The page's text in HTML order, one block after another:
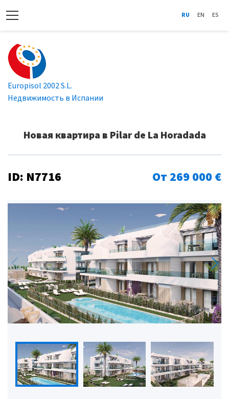
RU EN ES
Europisol 2002 S.L.
Недвижимость в Испании
Новая квартира в Pilar de La Horadada
ID: N7716 От 269 000 €